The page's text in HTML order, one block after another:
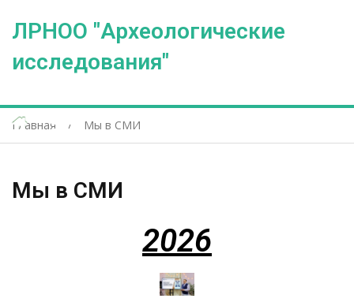
ЛРНОО "Археологические
исследования"
Главная Мы в СМИ
Мы в СМИ
2026